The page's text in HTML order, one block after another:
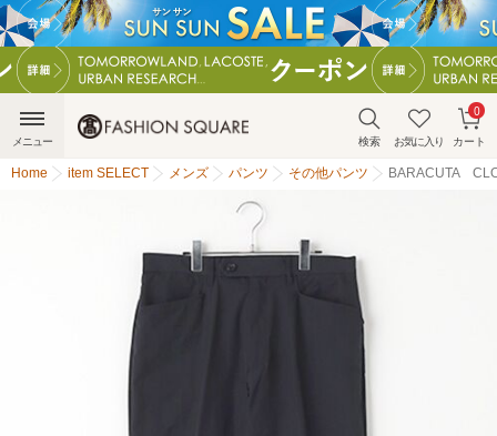
検索 お気に入り カート
0
メニュー
Home item SELECT メンズ パンツ その他パンツ BARACUTA